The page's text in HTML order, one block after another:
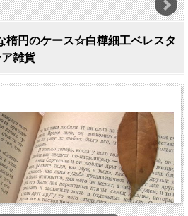
楕円のケース☆白樺細工ベレスタ
雑貨